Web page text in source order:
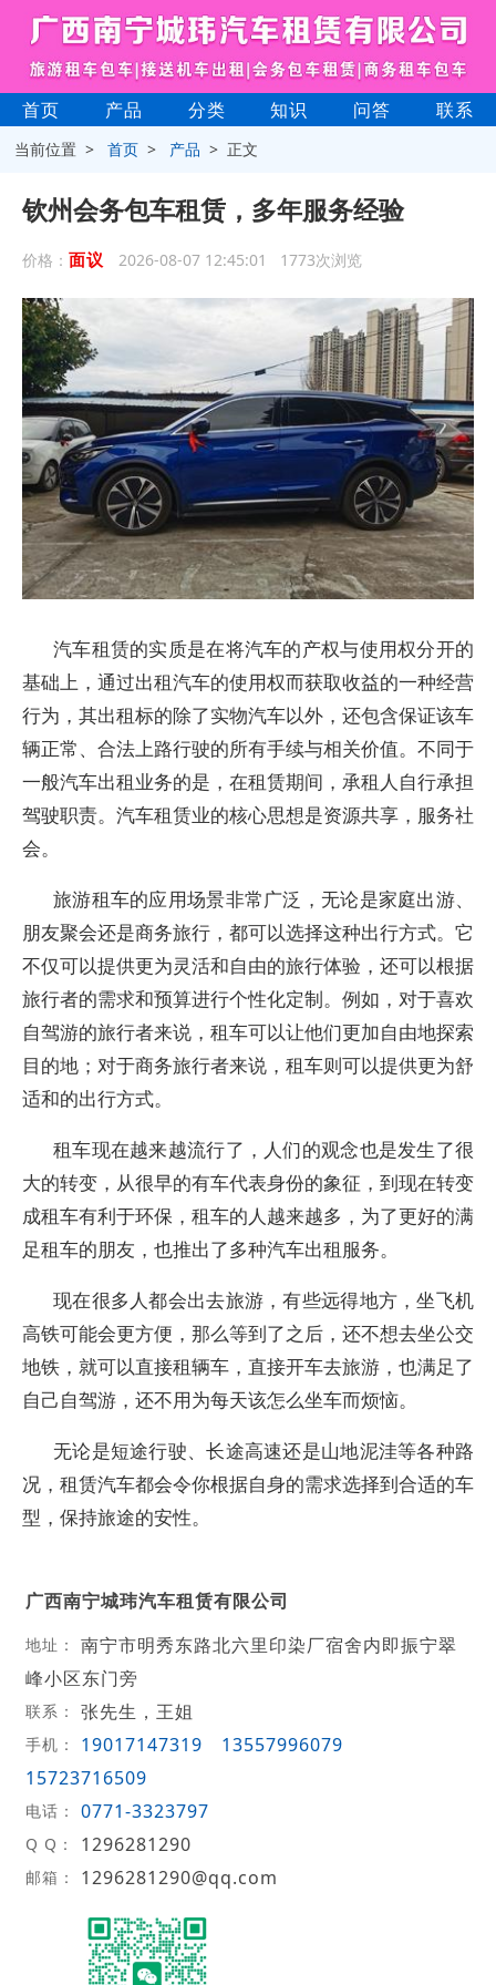
首页 产品 分类 知识 问答 联系
当前位置 >首页 > 产品 > 正文
钦州会务包车租赁，多年服务经验
价格： 面议 2026-08-07 12:45:01 1773次浏览
汽车租赁的实质是在将汽车的产权与使用权分开的
基础上，通过出租汽车的使用权而获取收益的一种经营
行为，其出租标的除了实物汽车以外，还包含保证该车
辆正常、合法上路行驶的所有手续与相关价值。不同于
一般汽车出租业务的是，在租赁期间，承租人自行承担
驾驶职责。汽车租赁业的核心思想是资源共享，服务社
会。
旅游租车的应用场景非常广泛，无论是家庭出游、
朋友聚会还是商务旅行，都可以选择这种出行方式。它
不仅可以提供更为灵活和自由的旅行体验，还可以根据
旅行者的需求和预算进行个性化定制。例如，对于喜欢
自驾游的旅行者来说，租车可以让他们更加自由地探索
目的地；对于商务旅行者来说，租车则可以提供更为舒
适和的出行方式。
租车现在越来越流行了，人们的观念也是发生了很
大的转变，从很早的有车代表身份的象征，到现在转变
成租车有利于环保，租车的人越来越多，为了更好的满
足租车的朋友，也推出了多种汽车出租服务。
现在很多人都会出去旅游，有些远得地方，坐飞机
高铁可能会更方便，那么等到了之后，还不想去坐公交
地铁，就可以直接租辆车，直接开车去旅游，也满足了
自己自驾游，还不用为每天该怎么坐车而烦恼。
无论是短途行驶、长途高速还是山地泥洼等各种路
况，租赁汽车都会令你根据自身的需求选择到合适的车
型，保持旅途的安性。
广西南宁城玮汽车租赁有限公司
地址：
南宁市明秀东路北六里印染厂宿舍内即振宁翠
峰小区东门旁
联系： 张先生，王姐
手机： 19017147319
13557996079
15723716509
电话： 0771-3323797
Q Q： 1296281290
邮箱： 1296281290@qq.com